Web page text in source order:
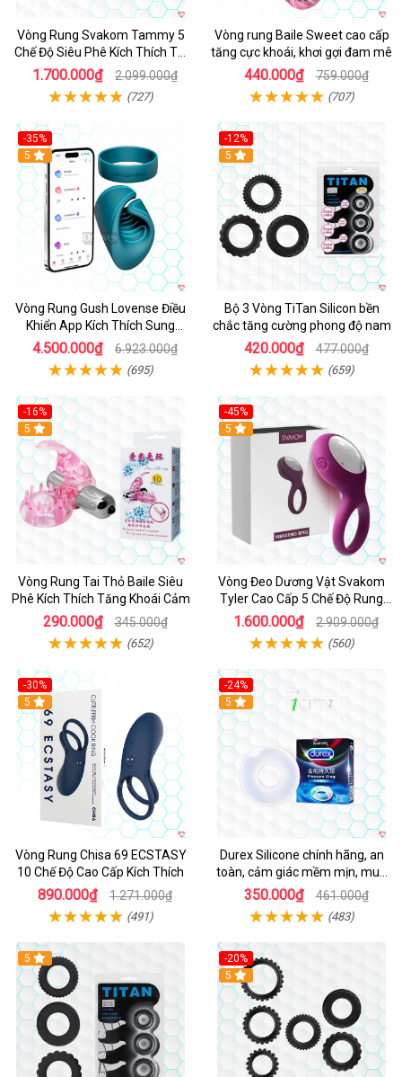
Vòng Rung Svakom Tammy 5
Chế Độ Siêu Phê Kích Thích Tối
Đa
1.700.000₫ 2.099.000₫
(727)
Vòng rung Baile Sweet cao cấp
tăng cực khoái, khơi gợi đam mê
440.000₫ 759.000₫
(707)
-35%
Hot
5
Vòng Rung Gush Lovense Điều
Khiển App Kích Thích Sung
Sướng
4.500.000₫ 6.923.000₫
(695)
-12%
5
Bộ 3 Vòng TiTan Silicon bền
chắc tăng cường phong độ nam
420.000₫ 477.000₫
(659)
-16%
Hot
5
Vòng Rung Tai Thỏ Baile Siêu
Phê Kích Thích Tăng Khoái Cảm
290.000₫ 345.000₫
(652)
-45%
5
Vòng Đeo Dương Vật Svakom
Tyler Cao Cấp 5 Chế Độ Rung
Mạnh Mẽ Kích Thích Điểm G
1.600.000₫ 2.909.000₫
(560)
-30%
Hot
5
Vòng Rung Chisa 69 ECSTASY
10 Chế Độ Cao Cấp Kích Thích
890.000₫ 1.271.000₫
(491)
-24%
5
Durex Silicone chính hãng, an
toàn, cảm giác mềm mịn, mua
ngay
350.000₫ 461.000₫
(483)
5
-20%
Hot
5